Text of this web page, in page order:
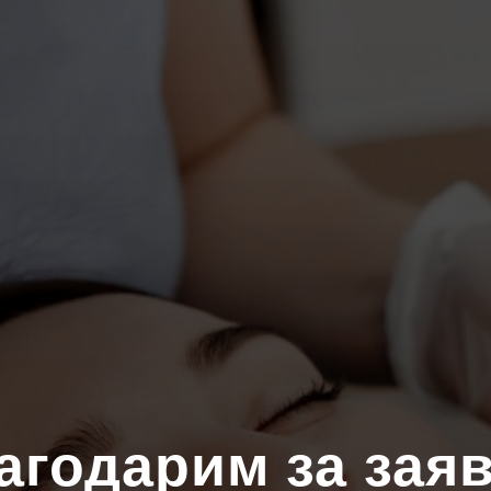
за